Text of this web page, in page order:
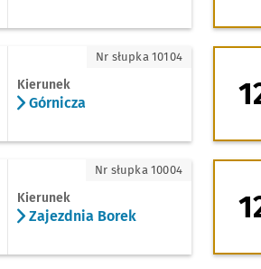
Kierunek
Górnicza
Nr słupka 10104 12 -
Borek
Kierunek
Zajezdnia Borek
Nr słupka 10004 12 -